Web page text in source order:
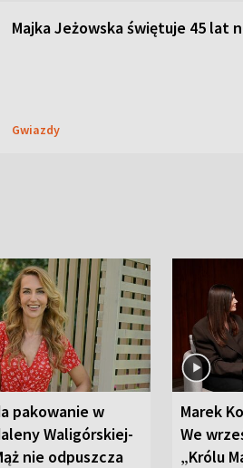
Majka Jeżowska świętuje 45 lat
Gwiazdy
pakowanie w
Waligórskiej-
nie odpuszcza
Marek
We
„Królu